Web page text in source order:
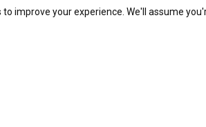
improve your experience. We'll assume